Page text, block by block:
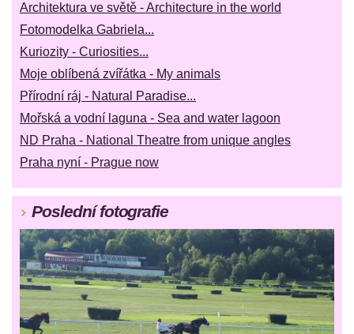
Architektura ve světě - Architecture in the world
Fotomodelka Gabriela...
Kuriozity - Curiosities...
Moje oblíbená zvířátka - My animals
Přírodní ráj - Natural Paradise...
Mořská a vodní laguna - Sea and water lagoon
ND Praha - National Theatre from unique angles
Praha nyní - Prague now
Poslední fotografie